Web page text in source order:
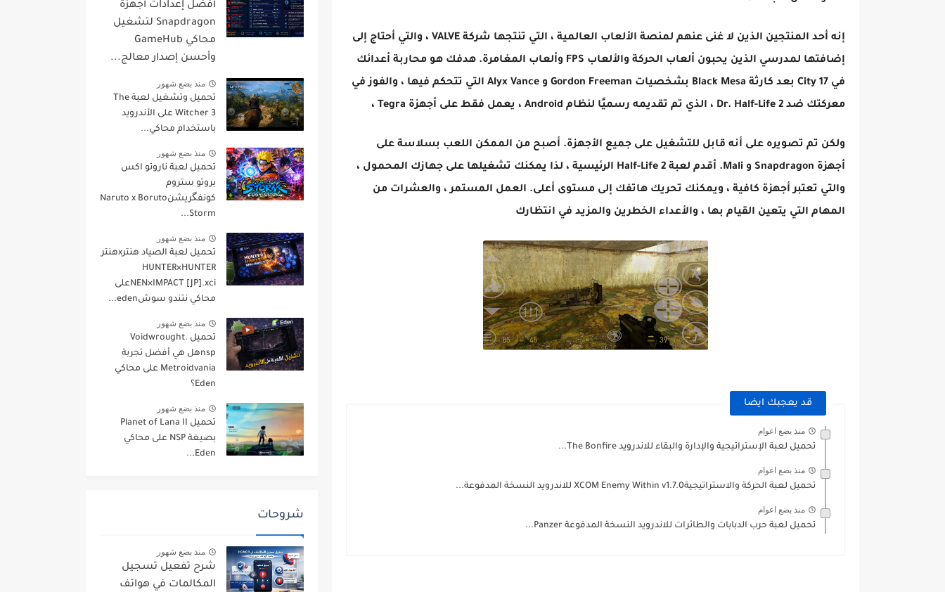
إنه أحد المنتجين الذين لا غنى عنهم لمنصة الألعاب العالمية ، التي تنتجها شركة VALVE ، والتي أحتاج إلى
إضافتها لمدرسي الذين يحبون ألعاب الحركة والألعاب FPS وألعاب المغامرة. هدفك هو محاربة أعدائك
في City 17 بعد كارثة Black Mesa بشخصيات Gordon Freeman و Alyx Vance التي تتحكم فيها ، والفوز في
معركتك ضد Dr. Half-Life 2 ، الذي تم تقديمه رسميًا لنظام Android ، يعمل فقط على أجهزة Tegra ،
ولكن تم تصويره على أنه قابل للتشغيل على جميع الأجهزة. أصبح من الممكن اللعب بسلاسة على
أجهزة Snapdragon و Mali. أقدم لعبة Half-Life 2 الرئيسية ، لذا يمكنك تشغيلها على جهازك المحمول ،
والتي تعتبر أجهزة كافية ، ويمكنك تحريك هاتفك إلى مستوى أعلى. العمل المستمر ، والعشرات من
المهام التي يتعين القيام بها ، والأعداء الخطرين والمزيد في انتظارك
قد يعجبك ايضا
منذ بضع اعوام
تحميل لعبة الإستراتيجية والإدارة والبقاء للاندرويد The Bonfire...
منذ بضع اعوام
تحميل لعبة الحركة والاستراتيجيةXCOM Enemy Within v1.7.0 للاندرويد النسخة المدفوعة...
منذ بضع اعوام
تحميل لعبة حرب الدبابات والطائرات للاندرويد النسخة المدفوعة Panzer...
أفضل إعدادات أجهزة
Snapdragon لتشغيل
محاكي GameHub
وأحسن إصدار معالج...
منذ بضع شهور
تحميل وتشغيل لعبة The
Witcher 3 على الأندرويد
باستخدام محاكي...
منذ بضع شهور
تحميل لعبة ناروتو اكس
بروتو ستروم
كونفگريشنNaruto x Boruto
Storm...
منذ بضع شهور
تحميل لعبة الصياد هنترxهنتر
HUNTER×HUNTER
NEN×IMPACT [JP].xciعلى
محاكي نتندو سوشeden...
منذ بضع شهور
تحميل Voidwrought.
nspهل هي أفضل تجربة
Metroidvania على محاكي
Eden؟
منذ بضع شهور
تحميل Planet of Lana II
بصيغة NSP على محاكي
Eden...
شروحات
منذ بضع شهور
شرح تفعيل تسجيل
المكالمات في هواتف